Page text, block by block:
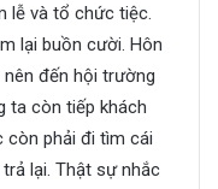
lễ và tổ chức tiệc.
lại buồn cười. Hôn
đến hội trường
ta còn tiếp khách
còn phải đi tìm cái
lại. Thật sự nhắc